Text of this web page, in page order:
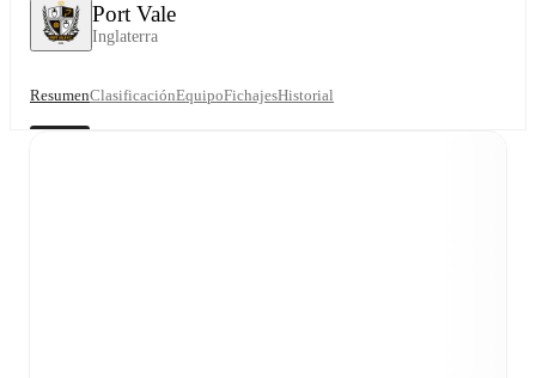
Port Vale
Inglaterra
ResumenClasificaciónEquipoFichajesHistorial